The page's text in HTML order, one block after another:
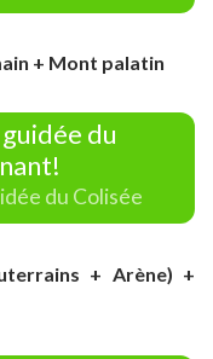
+ Mont palatin
du
du Colisée
+ Arène) +